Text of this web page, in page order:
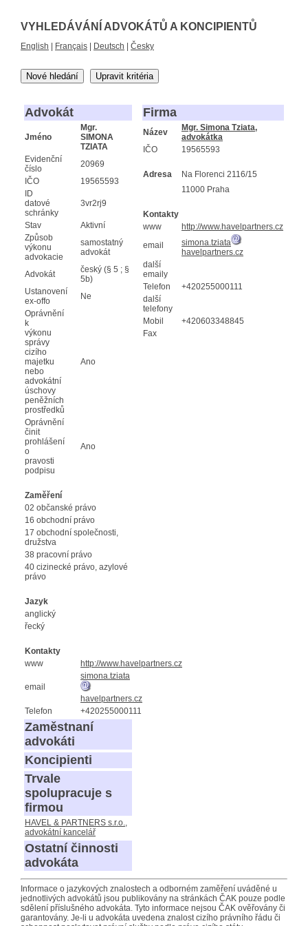
VYHLEDÁVÁNÍ ADVOKÁTŮ A KONCIPIENTŮ
English Français Deutsch Česky
Nové hledání Upravit kritéria
Advokát
Jméno
Mgr.
SIMONA
TZIATA
Evidenční
číslo
20969
IČO
19565593
ID
datové
schránky
3vr2rj9
Stav
Aktivní
Způsob
výkonu
advokacie
samostatný
advokát
Advokát
český (§ 5 ; §
5b)
Ustanovení
ex-offo
Ne
Oprávnění
k
výkonu
správy
cizího
majetku
nebo
advokátní
úschovy
peněžních
prostředků
Ano
Oprávnění
činit
prohlášení
o
pravosti
podpisu
Ano
Zaměření
02 občanské právo
16 obchodní právo
17 obchodní společnosti,
družstva
38 pracovní právo
40 cizinecké právo, azylové
právo
Jazyk
anglický
řecký
Kontakty
www
http://www.havelpartners.cz
email
simona.tziata
havelpartners.cz
Telefon
+420255000111
Zaměstnaní
advokáti
Koncipienti
Trvale
spolupracuje s
firmou
HAVEL & PARTNERS s.r.o.,
advokátní kancelář
Ostatní činnosti
advokáta
Firma
Název
Mgr. Simona Tziata,
advokátka
IČO
19565593
Adresa
Na Florenci 2116/15
11000 Praha
Kontakty
www
http://www.havelpartners.cz
email
simona.tziata
havelpartners.cz
další
emaily
Telefon
+420255000111
další
telefony
Mobil
+420603348845
Fax
Informace o jazykových znalostech a odborném zaměření uváděné u
jednotlivých advokátů jsou publikovány na stránkách ČAK pouze podle
sdělení příslušného advokáta. Tyto informace nejsou ČAK ověřovány či
garantovány. Je-li u advokáta uvedena znalost cizího právního řádu či